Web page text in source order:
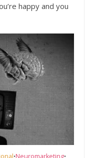
happy and you
• •